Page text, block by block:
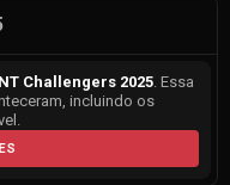
Challengers 2025. Essa
incluindo os